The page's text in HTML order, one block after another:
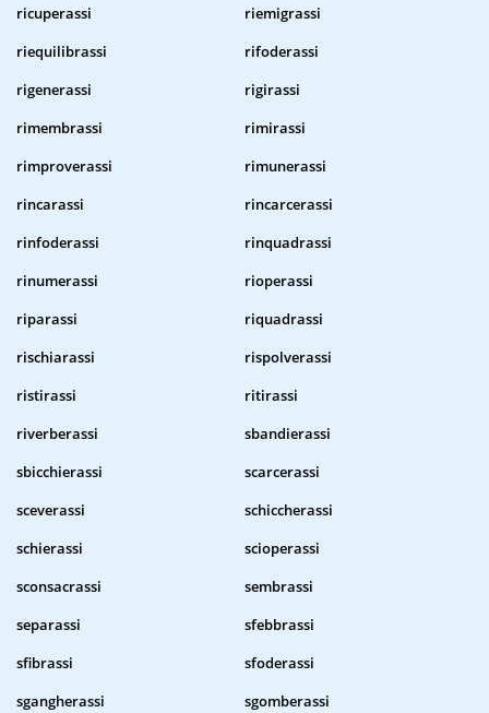
ricuperassi
riemigrassi
riequilibrassi
rifoderassi
rigenerassi
rigirassi
rimembrassi
rimirassi
rimproverassi
rimunerassi
rincarassi
rincarcerassi
rinfoderassi
rinquadrassi
rinumerassi
rioperassi
riparassi
riquadrassi
rischiarassi
rispolverassi
ristirassi
ritirassi
riverberassi
sbandierassi
sbicchierassi
scarcerassi
sceverassi
schiccherassi
schierassi
scioperassi
sconsacrassi
sembrassi
separassi
sfebbrassi
sfibrassi
sfoderassi
sgangherassi
sgomberassi